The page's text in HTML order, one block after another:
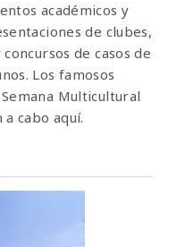
académicos y
de clubes,
de casos de
Los famosos
Multicultural
cabo aquí.